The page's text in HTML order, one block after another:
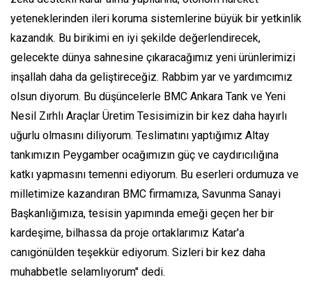
yeteneklerinden ileri koruma sistemlerine büyük bir yetkinlik
kazandık. Bu birikimi en iyi şekilde değerlendirecek,
gelecekte dünya sahnesine çıkaracağımız yeni ürünlerimizi
inşallah daha da geliştireceğiz. Rabbim yar ve yardımcımız
olsun diyorum. Bu düşüncelerle BMC Ankara Tank ve Yeni
Nesil Zırhlı Araçlar Üretim Tesisimizin bir kez daha hayırlı
uğurlu olmasını diliyorum. Teslimatını yaptığımız Altay
tankımızın Peygamber ocağımızın güç ve caydırıcılığına
katkı yapmasını temenni ediyorum. Bu eserleri ordumuza ve
milletimize kazandıran BMC firmamıza, Savunma Sanayi
Başkanlığımıza, tesisin yapımında emeği geçen her bir
kardeşime, bilhassa da proje ortaklarımız Katar'a
canıgönülden teşekkür ediyorum. Sizleri bir kez daha
muhabbetle selamlıyorum" dedi.